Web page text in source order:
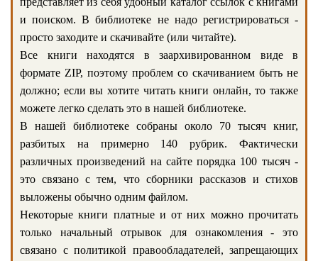
и поиском. В библиотеке не надо регистрироваться -
просто заходите и скачивайте (или читайте).
Все книги находятся в заархивированном виде в
формате ZIP, поэтому проблем со скачиванием быть не
должно; если вы хотите читать книги онлайн, то также
можете легко сделать это в нашей библиотеке.
В нашей библиотеке собраны около 70 тысяч книг,
разбитых на примерно 140 рубрик. Фактически
различных произведений на сайте порядка 100 тысяч -
это связано с тем, что сборники рассказов и стихов
выложены обычно одним файлом.
Некоторые книги платные и от них можно прочитать
только начальный отрывок для ознакомления - это
связано с политикой правообладателей, запрещающих